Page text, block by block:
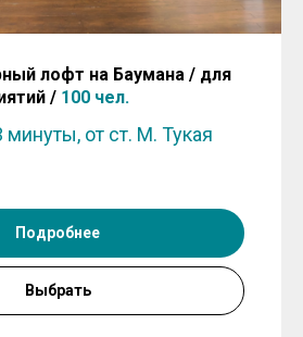
лофт на Баумана / для
/ 100 чел.
минуты, от ст. М. Тукая
Подробнее
Выбрать